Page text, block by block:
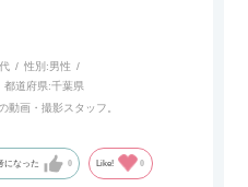
性別:男性
都道府県:千葉県
動画・撮影スタッフ。
になった 0 Like! 0